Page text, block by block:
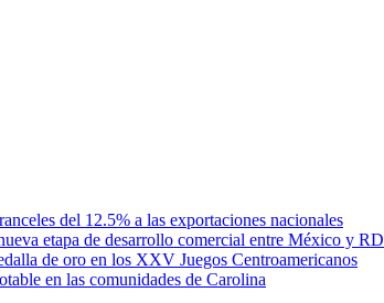
del 12.5% a las exportaciones nacionales
etapa de desarrollo comercial entre México y RD
de oro en los XXV Juegos Centroamericanos
en las comunidades de Carolina